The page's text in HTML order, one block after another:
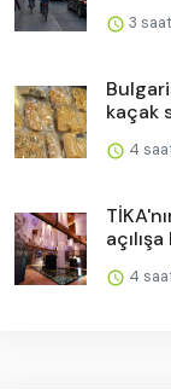
3
kaçak
4
açılışa
4